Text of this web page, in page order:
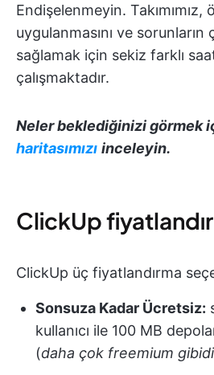
Endişelenmeyin. Takımımız,
uygulanmasını ve sorunların
sağlamak için sekiz farklı
çalışmaktadır.
Neler beklediğinizi görmek
haritasımızı inceleyin.
ClickUp
ClickUp üç fiyatlandırma
Sonsuza Kadar Ücretsiz:
kullanıcı ile 100 MB
(daha çok freemium